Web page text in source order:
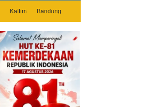
Kaltim Bandung